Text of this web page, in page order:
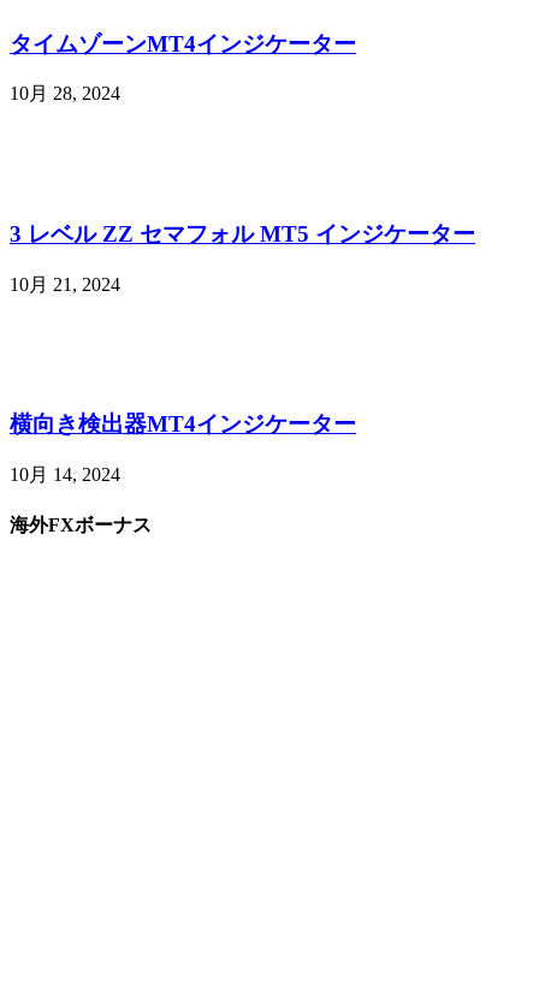
タイムゾーンMT4インジケーター
10月 28, 2024
3 レベル ZZ セマフォル MT5 インジケーター
10月 21, 2024
横向き検出器MT4インジケーター
10月 14, 2024
海外FXボーナス